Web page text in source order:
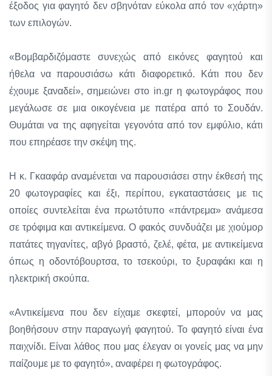
έξοδος για φαγητό δεν σβηνόταν εύκολα από τον «χάρτη»
των επιλογών.
«Βομβαρδιζόμαστε συνεχώς από εικόνες φαγητού και
ήθελα να παρουσιάσω κάτι διαφορετικό. Κάτι που δεν
έχουμε ξαναδεί», σημειώνει στο in.gr η φωτογράφος που
μεγάλωσε σε μια οικογένεια με πατέρα από το Σουδάν.
Θυμάται να της αφηγείται γεγονότα από τον εμφύλιο, κάτι
που επηρέασε την σκέψη της.
Η κ. Γκααφάρ αναμένεται να παρουσιάσει στην έκθεσή της
20 φωτογραφίες και έξι, περίπου, εγκαταστάσεις με τις
οποίες συντελείται ένα πρωτότυπο «πάντρεμα» ανάμεσα
σε τρόφιμα και αντικείμενα. Ο φακός συνδυάζει με χιούμορ
πατάτες τηγανίτες, αβγό βραστό, ζελέ, φέτα, με αντικείμενα
όπως η οδοντόβουρτσα, το τσεκούρι, το ξυραφάκι και η
ηλεκτρική σκούπα.
«Αντικείμενα που δεν είχαμε σκεφτεί, μπορούν να μας
βοηθήσουν στην παραγωγή φαγητού. Το φαγητό είναι ένα
παιχνίδι. Είναι λάθος που μας έλεγαν οι γονείς μας να μην
παίζουμε με το φαγητό», αναφέρει η φωτογράφος.